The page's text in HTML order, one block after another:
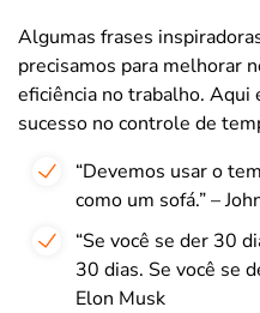
Algumas frases
precisamos para melhorar
eficiência no trabalho. Aqui
sucesso no controle de
“Devemos usar o
como um sofá.” –
“Se você se der 30
30 dias. Se você se
Elon Musk